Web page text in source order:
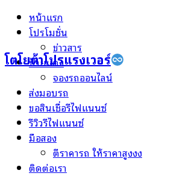
Skip
โตโยต้าโปรแรงเวอร์
หน้าแรก
โปรโมชั่น
ข่าวสาร
ป้ายแดง
จองรถออนไลน์
ส่งมอบรถ
ขอสินเชื่อรีไฟแนนซ์
รีวิวรีไฟแนนซ์
มือสอง
ตีราคารถ ให้ราคาสูงงง
ติดต่อเรา